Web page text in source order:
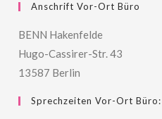
Anschrift Vor-Ort Büro
BENN Hakenfelde
Hugo-Cassirer-Str. 43
13587 Berlin
Sprechzeiten Vor-Ort Büro: